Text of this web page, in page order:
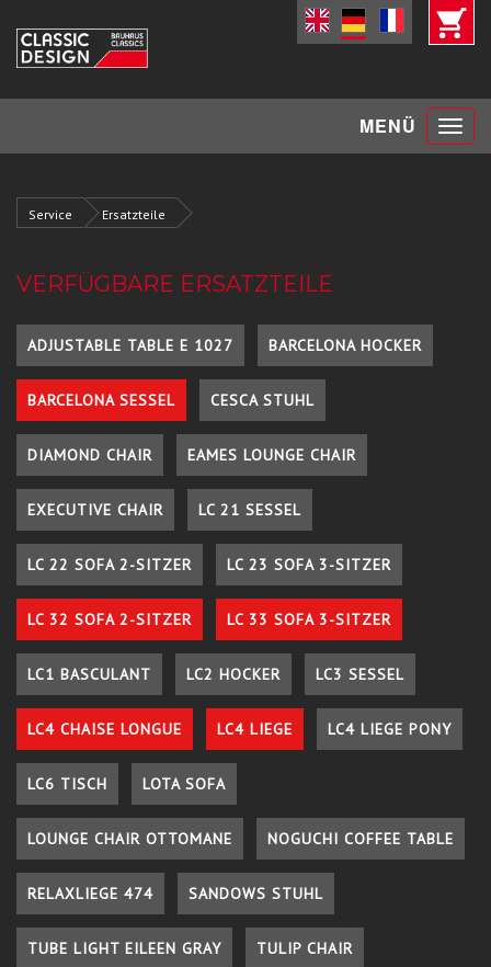
MENÜ Toggle
Service Ersatzteile
VERFÜGBARE ERSATZTEILE
ADJUSTABLE TABLE E 1027 BARCELONA HOCKER
BARCELONA SESSEL CESCA STUHL
DIAMOND CHAIR EAMES LOUNGE CHAIR
EXECUTIVE CHAIR LC 21 SESSEL
LC 22 SOFA 2-SITZER LC 23 SOFA 3-SITZER
LC 32 SOFA 2-SITZER LC 33 SOFA 3-SITZER
LC1 BASCULANT LC2 HOCKER LC3 SESSEL
LC4 CHAISE LONGUE LC4 LIEGE LC4 LIEGE PONY
LC6 TISCH LOTA SOFA
LOUNGE CHAIR OTTOMANE NOGUCHI COFFEE TABLE
RELAXLIEGE 474 SANDOWS STUHL
TUBE LIGHT EILEEN GRAY TULIP CHAIR